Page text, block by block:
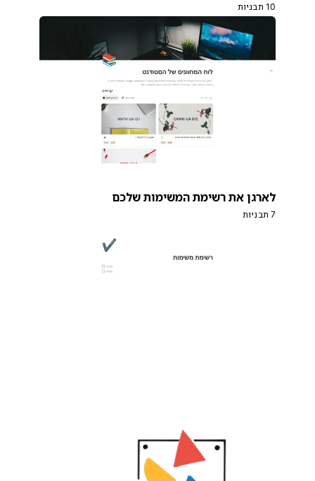
10 תבניות
לארגן את רשימת המשימות שלכם
7 תבניות